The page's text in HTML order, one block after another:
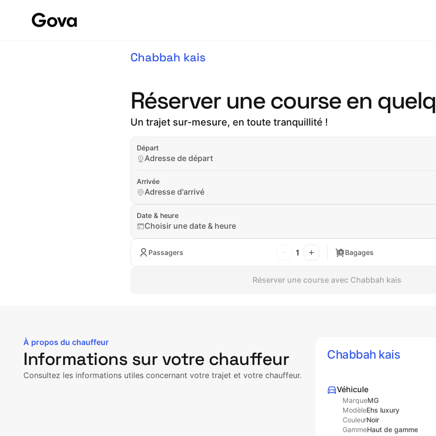
Chabbah kais
Réserver une course en
Un trajet sur-mesure, en toute tranquillité !
Départ
Adresse de départ
Arrivée
Adresse d'arrivé
Date & heure
Choisir une date & heure
Passagers 1 Bagages
Réserver une course avec Chabbah kais
À propos du chauffeur
Informations sur votre chauffeur
Consultez les informations utiles concernant votre trajet et votre chauffeur.
Chabbah kais
Véhicule
MarqueMG
ModèleEhs luxury
CouleurNoir
GammeHaut de gamme